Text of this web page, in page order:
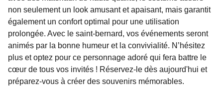
non seulement un look amusant et apaisant, mais garantit
également un confort optimal pour une utilisation
prolongée. Avec le saint-bernard, vos événements seront
animés par la bonne humeur et la convivialité. N’hésitez
plus et optez pour ce personnage adoré qui fera battre le
cœur de tous vos invités ! Réservez-le dès aujourd'hui et
préparez-vous à créer des souvenirs mémorables.